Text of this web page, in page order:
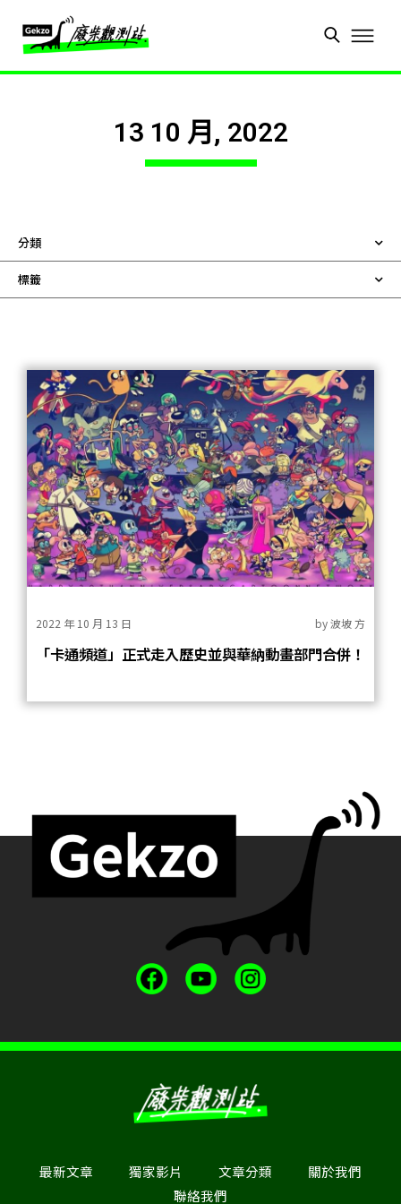
13 10 月, 2022
分類
標籤
2022 年 10 月 13 日 by波坡 方
「卡通頻道」正式走入歷史並與華納動畫部門合併！
最新文章 獨家影片 文章分類
關於我們
聯絡我們